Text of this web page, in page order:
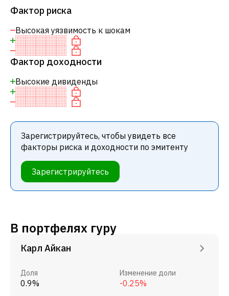
Фактор риска
Высокая уязвимость к шокам
Фактор доходности
Высокие дивиденды
Зарегистрируйтесь, чтобы увидеть все
факторы риска и доходности по эмитенту
Зарегистрируйтесь
В портфелях гуру
Карл Айкан
Доля
0.9%
Изменение доли
-0.25%